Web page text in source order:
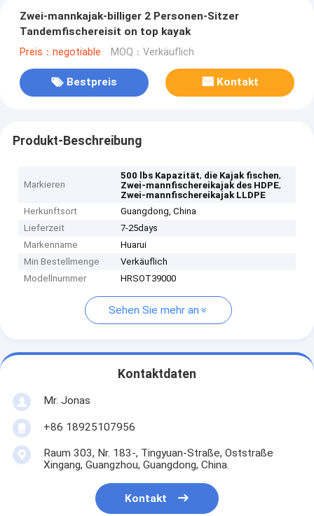
Zwei-mannkajak-billiger 2 Personen-Sitzer
Tandemfischereisit on top kayak
Preis：negotiable MOQ：Verkäuflich
Bestpreis Kontakt
Produkt-Beschreibung
Markieren
500 lbs Kapazität, die Kajak fischen,
Zwei-mannfischereikajak des HDPE,
Zwei-mannfischereikajak LLDPE
Herkunftsort
Guangdong, China
Lieferzeit
7-25days
Markenname
Huarui
Min Bestellmenge
Verkäuflich
Modellnummer
HRSOT39000
Sehen Sie mehr an
Kontaktdaten
Mr. Jonas
+86 18925107956
Raum 303, Nr. 183-, Tingyuan-Straße, Oststraße
Xingang, Guangzhou, Guangdong, China.
Kontakt